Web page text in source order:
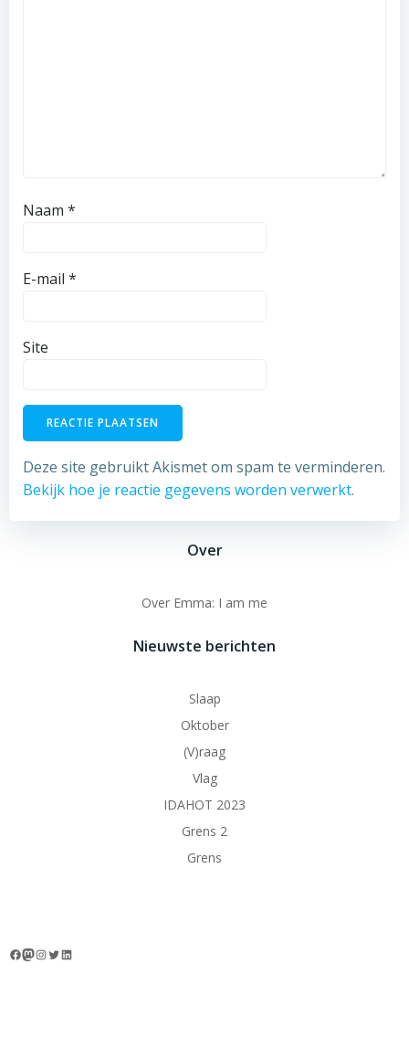
Naam *
E-mail *
Site
Deze site gebruikt Akismet om spam te verminderen.
Bekijk hoe je reactie gegevens worden verwerkt.
Over
Over Emma: I am me
Nieuwste berichten
Slaap
Oktober
(V)raag
Vlag
IDAHOT 2023
Grens 2
Grens
Facebook
Mastodon
Instagram
Twitter
LinkedIn